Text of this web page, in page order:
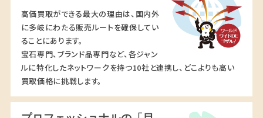
高価買取ができる最大の理由は、国内外
に多岐にわたる販売ルートを確保してい
ることにあります。
宝石専門、ブランド品専門など、各ジャン
ルに特化したネットワークを持つ10社と連携し、どこよりも高い
買取価格に挑戦します。